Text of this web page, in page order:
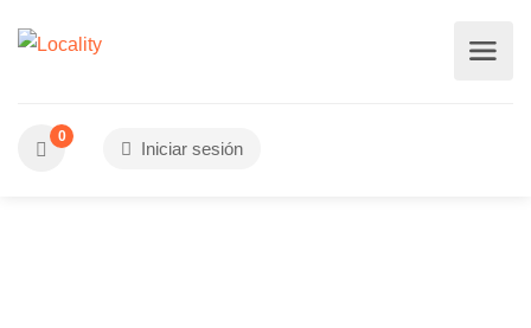
0
Iniciar sesión